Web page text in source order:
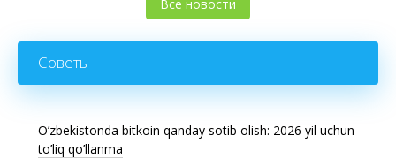
Все новости
Советы
O’zbekistonda bitkoin qanday sotib olish: 2026 yil uchun
to’liq qo’llanma